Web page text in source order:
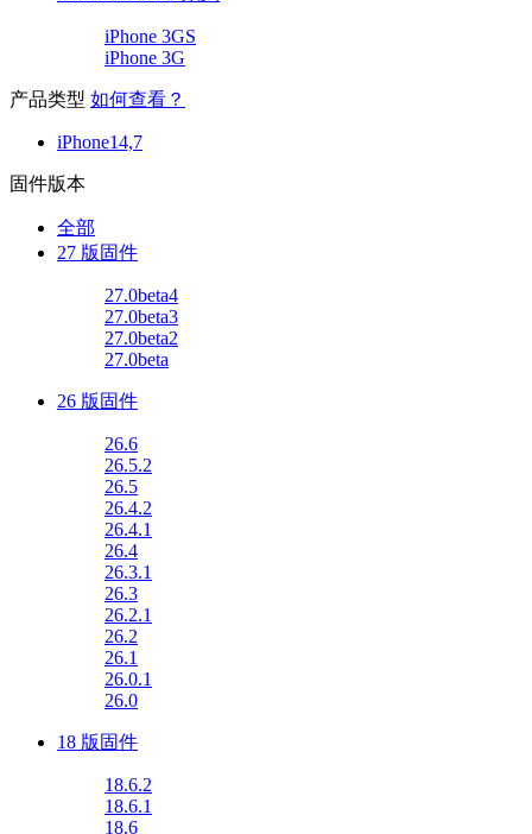
iPhone 3GS
iPhone 3G
产品类型 如何查看？
iPhone14,7
固件版本
全部
27 版固件
27.0beta4
27.0beta3
27.0beta2
27.0beta
26 版固件
26.6
26.5.2
26.5
26.4.2
26.4.1
26.4
26.3.1
26.3
26.2.1
26.2
26.1
26.0.1
26.0
18 版固件
18.6.2
18.6.1
18.6